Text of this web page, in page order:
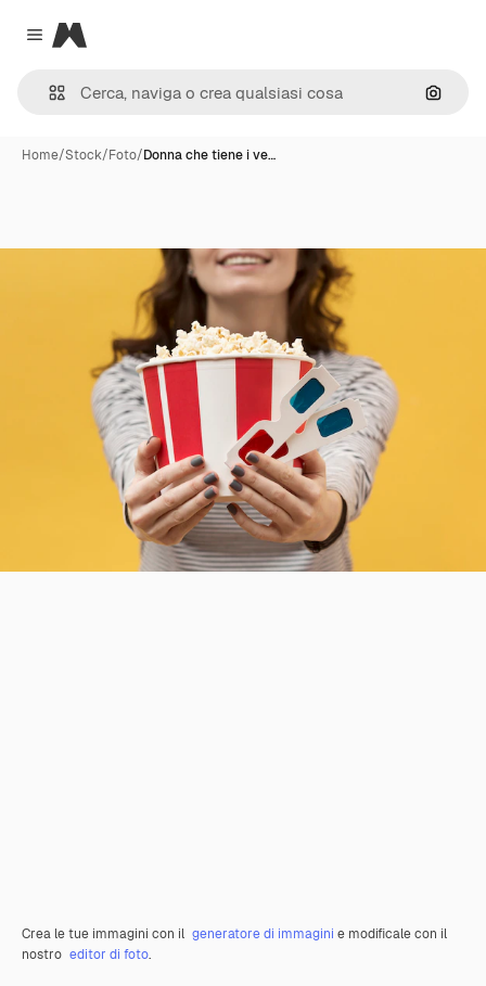
Close menu
Magnific
Cerca
Home/Stock/Foto/Donna che tiene i ve…
Crea le tue immagini con il generatore di immagini e modificale con il
nostro editor di foto.